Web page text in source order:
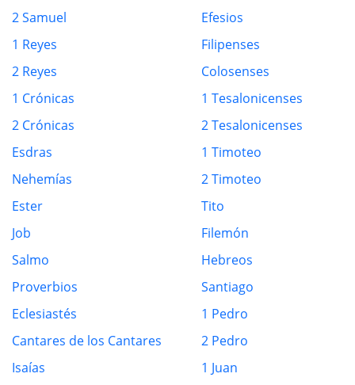
2 Samuel
1 Reyes
2 Reyes
1 Crónicas
2 Crónicas
Esdras
Nehemías
Ester
Job
Salmo
Proverbios
Eclesiastés
Cantares de los Cantares
Isaías
Efesios
Filipenses
Colosenses
1 Tesalonicenses
2 Tesalonicenses
1 Timoteo
2 Timoteo
Tito
Filemón
Hebreos
Santiago
1 Pedro
2 Pedro
1 Juan